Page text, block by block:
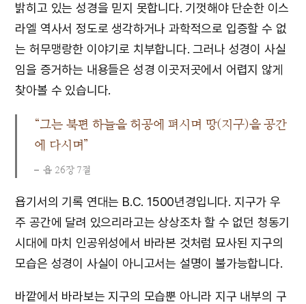
밝히고 있는 성경을 믿지 못합니다. 기껏해야 단순한 이스
라엘 역사서 정도로 생각하거나 과학적으로 입증할 수 없
는 허무맹랑한 이야기로 치부합니다. 그러나 성경이 사실
임을 증거하는 내용들은 성경 이곳저곳에서 어렵지 않게
찾아볼 수 있습니다.
“그는 북편 하늘을 허공에 펴시며 땅(지구)을 공간
에 다시며”
욥 26장 7절
욥기서의 기록 연대는 B.C. 1500년경입니다. 지구가 우
주 공간에 달려 있으리라고는 상상조차 할 수 없던 청동기
시대에 마치 인공위성에서 바라본 것처럼 묘사된 지구의
모습은 성경이 사실이 아니고서는 설명이 불가능합니다.
바깥에서 바라보는 지구의 모습뿐 아니라 지구 내부의 구